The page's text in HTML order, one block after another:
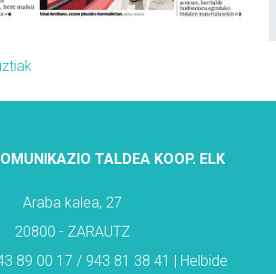
TALDEA KOOP. ELK
Araba kalea, 27
20800 - ZARAUTZ
89 00 17 / 943 81 38 41 | Helbide